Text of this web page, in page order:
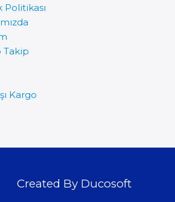
Politikası
Takip
Kargo
Created By Ducosoft